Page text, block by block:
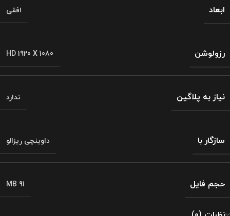
ابعاد افقی
رزولوشن HD 1920 X 1080
نیاز به پلاگین ندارد
سازگار با داوینچی ریزالو
حجم فایل 91 MB